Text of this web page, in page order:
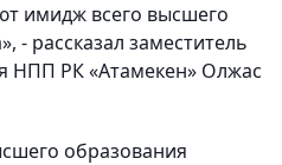
имидж всего высшего
- рассказал заместитель
НПП РК «Атамекен» Олжас
образования